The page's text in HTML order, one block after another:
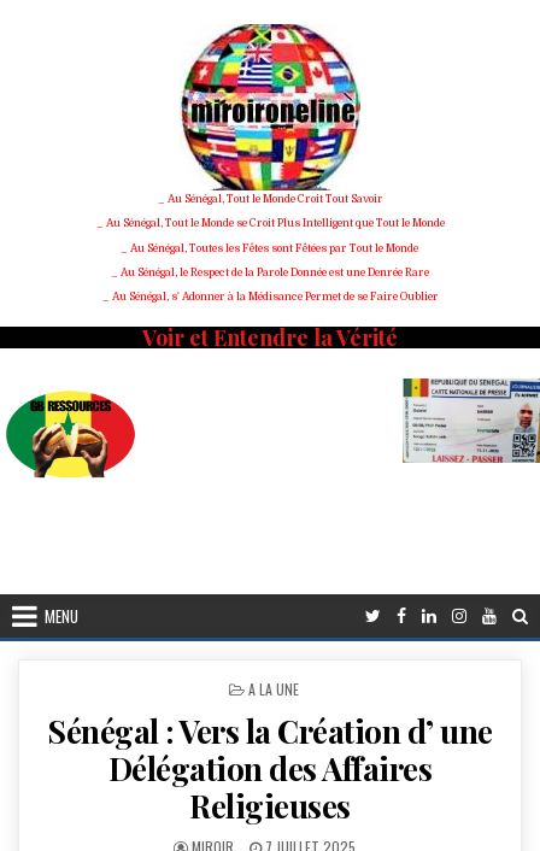
_ Au Sénégal, Tout le Monde Croit Tout Savoir
_ Au Sénégal, Tout le Monde se Croit Plus Intelligent que Tout le Monde
_ Au Sénégal, Toutes les Fêtes sont Fêtées par Tout le Monde
_ Au Sénégal, le Respect de la Parole Donnée est une Denrée Rare
_ Au Sénégal, s' Adonner à la Médisance Permet de se Faire Oublier
Voir et Entendre la Vérité
MENU
POSTED
A LA UNE
Sénégal : Vers la Création d’ une
Délégation des Affaires
Religieuses
AUTHOR:
PUBLISHED